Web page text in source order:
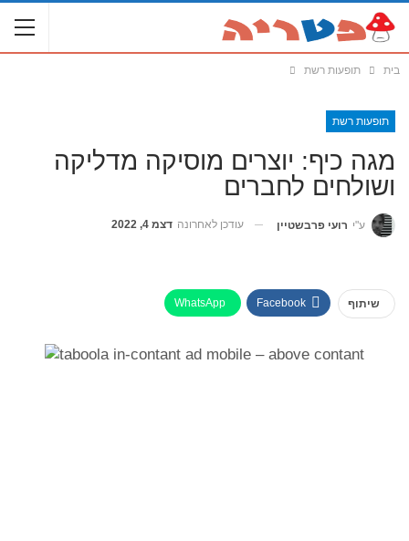
בית תופעות רשת
תופעות רשת
מגה כיף: יוצרים מוסיקה מדליקה
ושולחים לחברים
ע"י רועי פרבשטיין עודכן לאחרונה דצמ 4, 2022
שיתוף Facebook
WhatsApp